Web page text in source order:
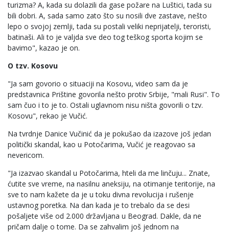
turizma? A, kada su dolazili da gase požare na Luštici, tada su
bili dobri. A, sada samo zato što su nosili dve zastave, nešto
lepo o svojoj zemlji, tada su postali veliki neprijatelji, teroristi,
batinaši. Ali to je valjda sve deo tog teškog sporta kojim se
bavimo", kazao je on.
O tzv. Kosovu
"Ja sam govorio o situaciji na Kosovu, video sam da je
predstavnica Prištine govorila nešto protiv Srbije, "mali Rusi". To
sam čuo i to je to. Ostali uglavnom nisu ništa govorili o tzv.
Kosovu", rekao je Vučić.
Na tvrdnje Danice Vučinić da je pokušao da izazove još jedan
politički skandal, kao u Potočarima, Vučić je reagovao sa
nevericom.
"Ja izazvao skandal u Potočarima, hteli da me linčuju... Znate,
ćutite sve vreme, na nasilnu aneksiju, na otimanje teritorije, na
sve to nam kažete da je u toku divna revolucija i rušenje
ustavnog poretka. Na dan kada je to trebalo da se desi
pošaljete više od 2.000 državljana u Beograd. Dakle, da ne
pričam dalje o tome. Da se zahvalim još jednom na